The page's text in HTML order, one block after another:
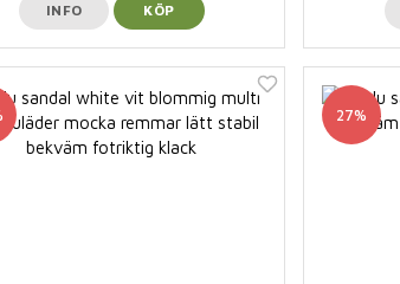
INFO KÖP
27%